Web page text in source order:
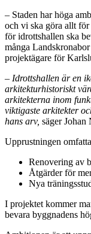
– Staden har höga
och vi ska göra allt för
för idrottshallen ska
många
projektägare för
– Idrottshallen är en
arkitekturhistoriskt
arkitekterna inom
viktigaste arkitekter
hans arv, säger Johan
Upprustningen
Renovering av
Åtgärder för
Nya
I projektet kommer
bevara byggnadens